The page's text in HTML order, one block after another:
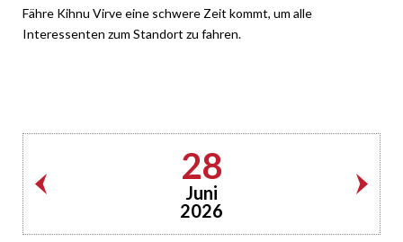
Fähre Kihnu Virve eine schwere Zeit kommt, um alle
Interessenten zum Standort zu fahren.
28
Juni
2026